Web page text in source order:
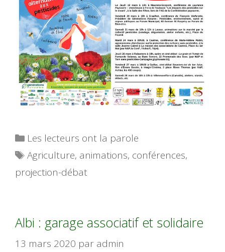
Catégories
Les lecteurs ont la parole
Étiquettes
Agriculture, animations, conférences,
projection-débat
Albi : garage associatif et solidaire
13 mars 2020 par admin